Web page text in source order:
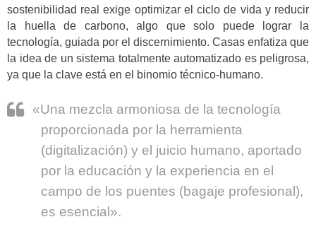
sostenibilidad real exige optimizar el ciclo de vida y reducir
la huella de carbono, algo que solo puede lograr la
tecnología, guiada por el discernimiento. Casas enfatiza que
la idea de un sistema totalmente automatizado es peligrosa,
ya que la clave está en el binomio técnico-humano.
«Una mezcla armoniosa de la tecnología
proporcionada por la herramienta
(digitalización) y el juicio humano, aportado
por la educación y la experiencia en el
campo de los puentes (bagaje profesional),
es esencial».